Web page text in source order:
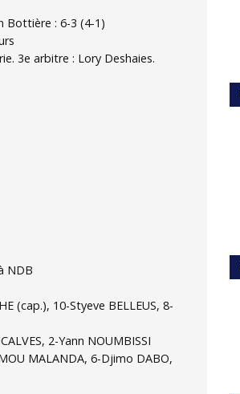
Bottière : 6-3 (4-1)
3e arbitre : Lory Deshaies.
NDB
(cap.), 10-Styeve BELLEUS, 8-
2-Yann NOUMBISSI
MALANDA, 6-Djimo DABO,